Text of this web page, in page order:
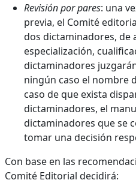
Revisión por pares: una
previa, el Comité
dos dictaminadores, de
especialización,
dictaminadores
ningún caso el nombre
caso de que exista
dictaminadores, el
dictaminadores que se
tomar una decisión
Con base en las
Comité Editorial decidirá: